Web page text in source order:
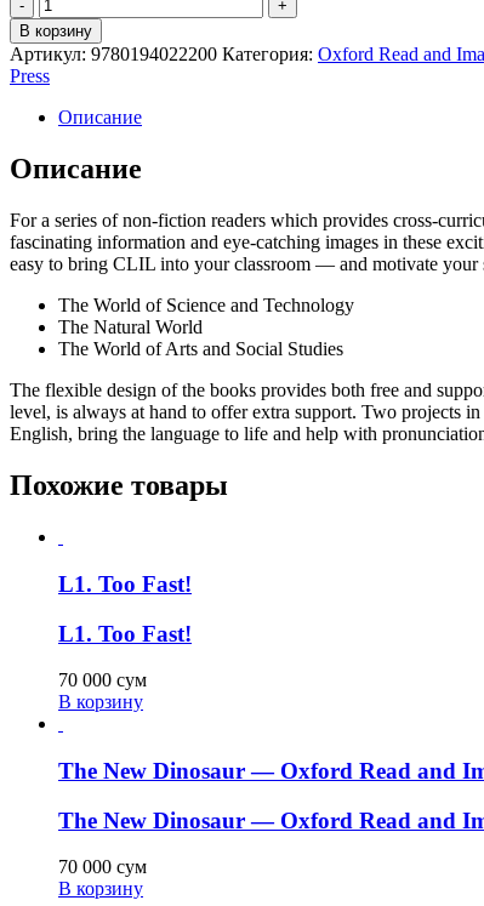
В корзину
Артикул: 9780194022200 Категория: Oxford Read and
Press
Описание
Описание
For a series of non-fiction readers which provides cross-
fascinating information and eye-catching images in these
easy to bring CLIL into your classroom — and motivate your
The World of Science and Technology
The Natural World
The World of Arts and Social Studies
The flexible design of the books provides both free and
level, is always at hand to offer extra support. Two projects
English, bring the language to life and help with
Похожие товары
L1. Too Fast!
L1. Too Fast!
70 000 сум
В корзину
The New Dinosaur — Oxford Read and
The New Dinosaur — Oxford Read and
70 000 сум
В корзину